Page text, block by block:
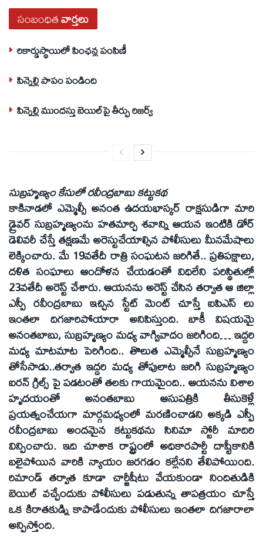
సంబంధితవార్తలు
రికార్డుస్థాయిలో పింఛన్ల పంపిణీ
పిన్నెల్లి పాపం పండింది
పిన్నెల్లి ముందస్తు బెయిల్‌పై తీర్పు రిజర్వ్‌
సుబ్రహ్మణ్యం కేసులో రవీంద్రబాబు కట్టుకథ
కాకినాడలో ఎమ్మెల్సీ అనంత ఉదయభాస్కర్ రాక్షసుడిగా మారి
డ్రైవర్ సుబ్రహ్మణ్యంను హతమార్చి శవాన్ని ఆయన ఇంటికి డోర్
డెలివరీ చేస్తే తక్షణమే అరెస్టుచేయాల్సిన పోలీసులు మీనమేషాలు
లెక్కించారు. మే 19వతేదీ రాత్రి సంఘటన జరిగితే.. ప్రతిపక్షాలు,
దళిత సంఘాలు ఆందోళన చేయడంతో విధిలేని పరిస్థితుల్లో
23వతేదీ అరెస్ట్ చేశారు. ఆయనను అరెస్ట్ చేసిన తర్వాత ఆ జిల్లా
ఎస్పీ రవీంద్రబాబు ఇచ్చిన స్టేట్ మెంట్ చూస్తే ఐపిఎస్ లు
ఇంతలా దిగజారిపోయారా అనిపిస్తుంది. బాకీ విషయమై
అనంతబాబు, సుబ్రహ్మణ్యం మధ్య వాగ్వివాదం జరిగింది… ఇద్దరి
మధ్య మాటమాట పెరిగింది.. తొలుత ఎమ్మెల్సీనే సుబ్రహ్మణ్యం
తోసేసాడు..తర్వాత ఇద్దరి మధ్య తోపులాట జరిగి సుబ్రహ్మణ్యం
ఐరన్ గ్రిల్స్ పై పడటంతో తలకు గాయమైంది.. ఆయనను విశాల
హృదయంతో అనంతబాబు ఆసుపత్రికి తీసుకెళ్లే
ప్రయత్నంచేయగా మార్గమధ్యంలో మరణించాడని అక్కడి ఎస్పీ
రవీంద్రబాబు అందమైన కట్టుకథను సినిమా స్టోరీ మాదిరి
విన్పించారు. ఇది చూశాక రాష్ట్రంలో అధికారపార్టీ దాష్టీకానికి
బలైపోయిన వారికి న్యాయం జరగడం కల్లేనని తేలిపోయింది.
రిమాండ్ తర్వాత కూడా చార్జీషీటు వేయకుండా నిందితుడికి
బెయిల్ వచ్చేందుకు పోలీసులు పడుతున్న తాపత్రయం చూస్తే
ఒక కిరాతకుడ్ని కాపాడేందుకు పోలీసులు ఇంతలా దిగజారాలా
అన్పిస్తోంది.